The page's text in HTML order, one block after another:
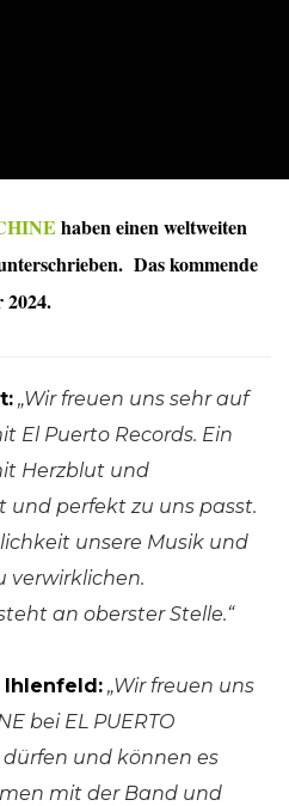
haben einen weltweiten
Das kommende
2024.
„Wir freuen uns sehr auf
El Puerto Records. Ein
Herzblut und
und perfekt zu uns passt.
unsere Musik und
verwirklichen.
an oberster Stelle.“
Ihlenfeld: „Wir freuen uns
bei EL PUERTO
dürfen und können es
mit der Band und